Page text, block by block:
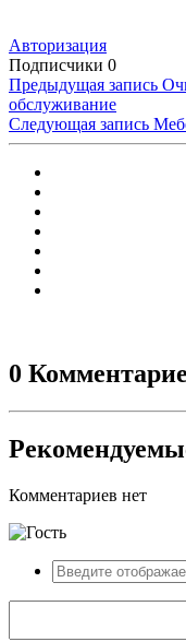
Авторизация
Подписчики 0
Предыдущая запись
обслуживание
Следующая запись
0
Комментариев нет